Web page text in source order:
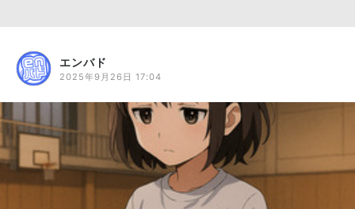
エンバド
2025年9月26日 17:04